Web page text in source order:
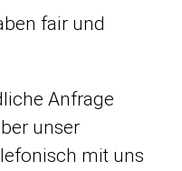
fair und
Anfrage
unser
mit uns